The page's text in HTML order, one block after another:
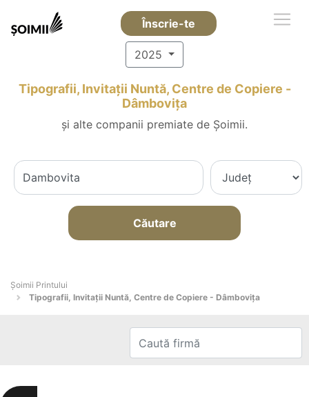
Înscrie-te
2025
Tipografii, Invitații Nuntă, Centre de Copiere -
Dâmboviţa
și alte companii premiate de Șoimii.
Căutare
Şoimii Printului
Tipografii, Invitații Nuntă, Centre de Copiere - Dâmboviţa